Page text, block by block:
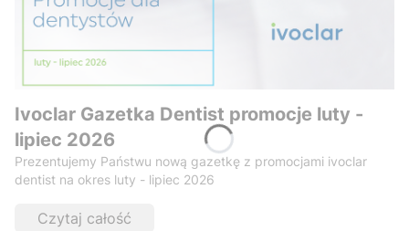
Ivoclar Gazetka Dentist promocje luty -
lipiec 2026
Prezentujemy Państwu nową gazetkę z promocjami ivoclar
dentist na okres luty - lipiec 2026
Czytaj całość